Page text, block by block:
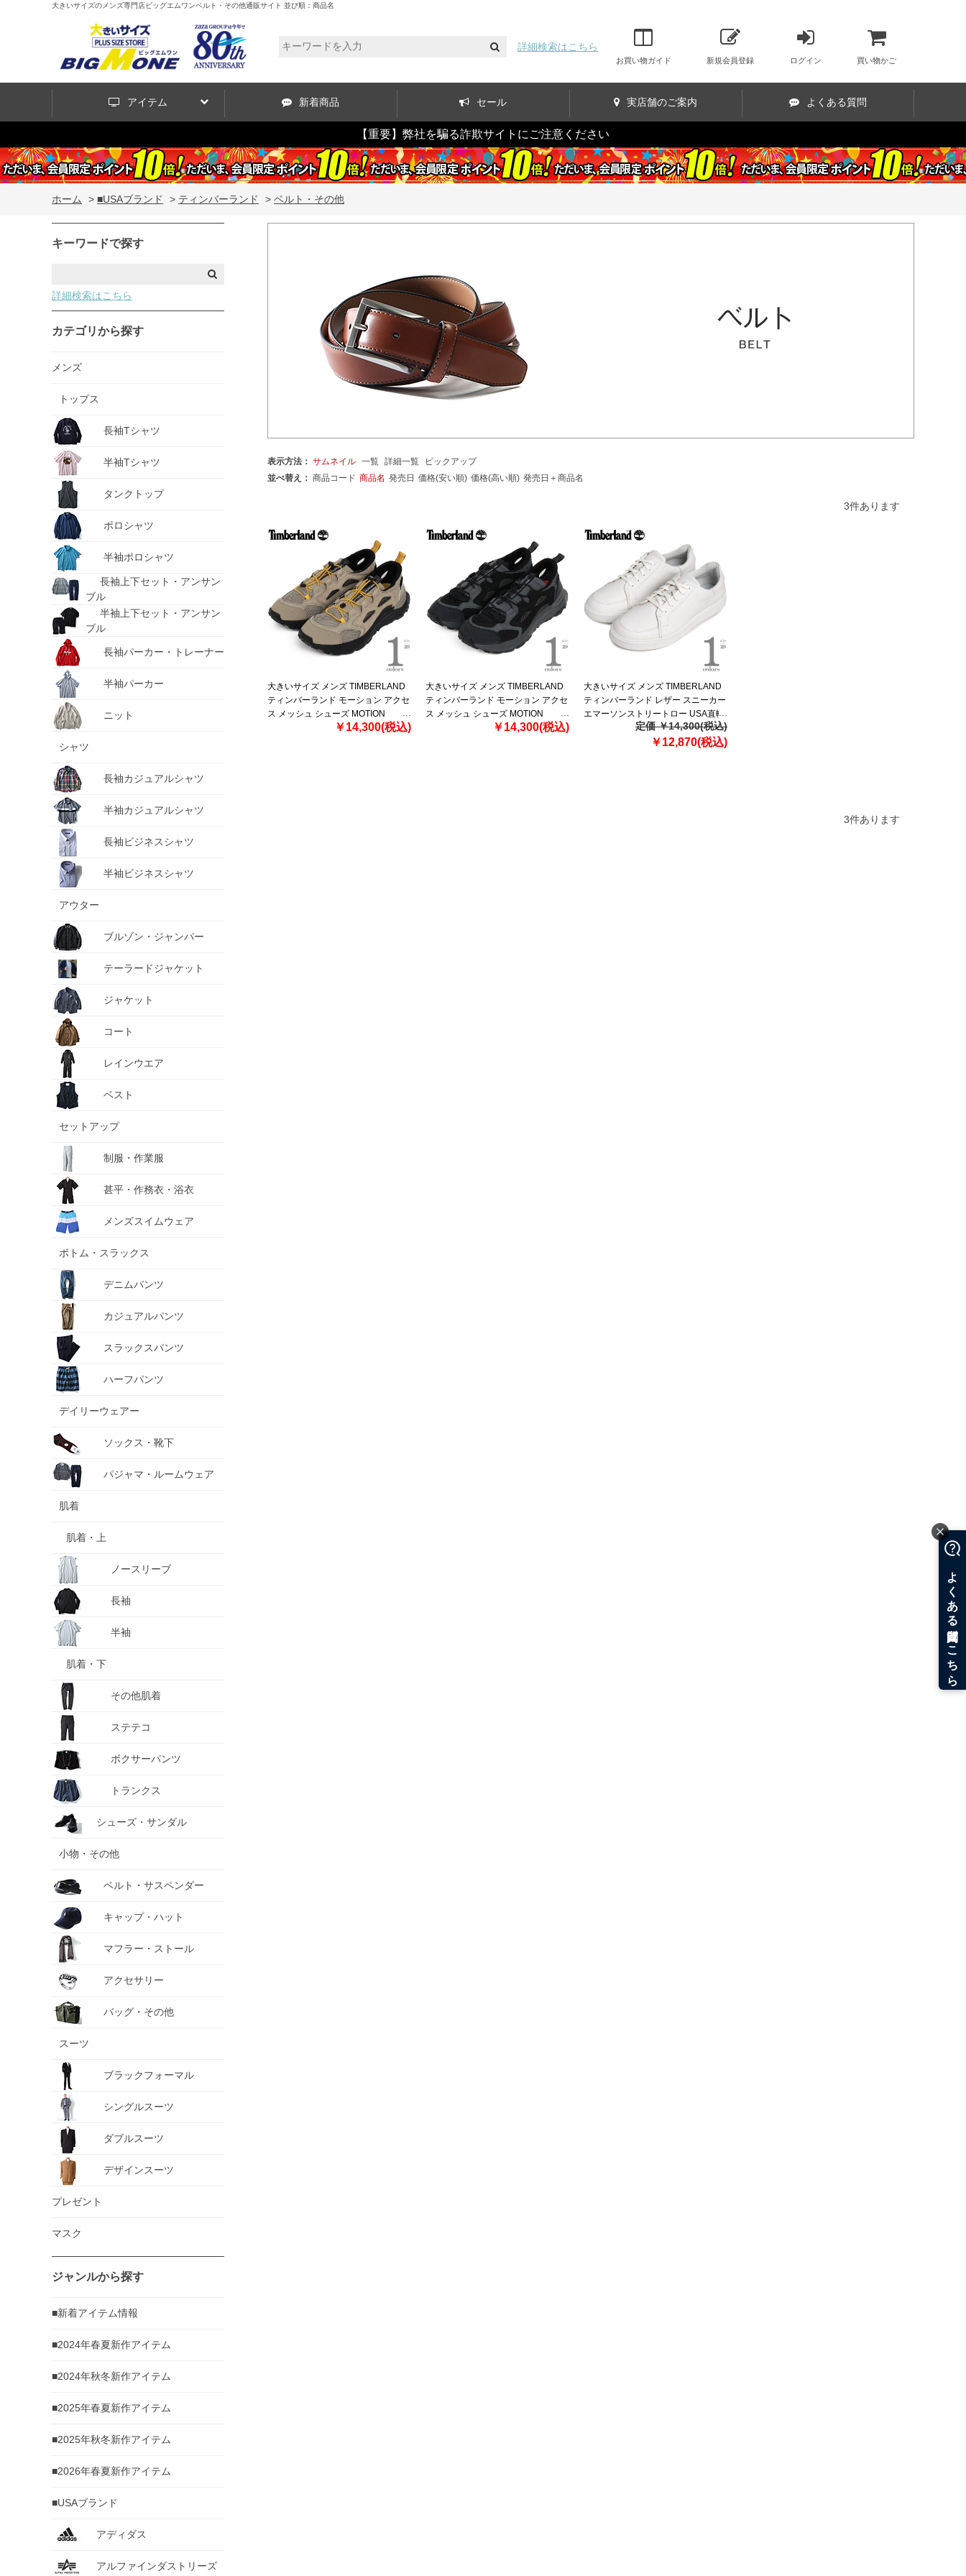
大きいサイズのメンズ専門店ビッグエムワンベルト・その他通販サイト 並び順：商品名
詳細検索はこちら
お買い物ガイド 新規会員登録 ログイン 買い物かご
アイテム 新着商品 セール 実店舗のご案内 よくある質問
【重要】弊社を騙る詐欺サイトにご注意ください
ホーム > ■USAブランド > ティンバーランド > ベルト・その他
キーワードで探す
詳細検索はこちら
カテゴリから探す
メンズ
トップス
長袖Tシャツ
半袖Tシャツ
タンクトップ
ポロシャツ
半袖ポロシャツ
長袖上下セット・アンサン
ブル
半袖上下セット・アンサン
ブル
長袖パーカー・トレーナー
半袖パーカー
ニット
シャツ
長袖カジュアルシャツ
半袖カジュアルシャツ
長袖ビジネスシャツ
半袖ビジネスシャツ
アウター
ブルゾン・ジャンパー
テーラードジャケット
ジャケット
コート
レインウエア
ベスト
セットアップ
制服・作業服
甚平・作務衣・浴衣
メンズスイムウェア
ボトム・スラックス
デニムパンツ
カジュアルパンツ
スラックスパンツ
ハーフパンツ
デイリーウェアー
ソックス・靴下
パジャマ・ルームウェア
肌着
肌着・上
ノースリーブ
長袖
半袖
肌着・下
その他肌着
ステテコ
ボクサーパンツ
トランクス
シューズ・サンダル
小物・その他
ベルト・サスペンダー
キャップ・ハット
マフラー・ストール
アクセサリー
バッグ・その他
スーツ
ブラックフォーマル
シングルスーツ
ダブルスーツ
デザインスーツ
プレゼント
マスク
ジャンルから探す
■新着アイテム情報
■2024年春夏新作アイテム
■2024年秋冬新作アイテム
■2025年春夏新作アイテム
■2025年秋冬新作アイテム
■2026年春夏新作アイテム
■USAブランド
アディダス
アルファインダストリーズ
表示方法： サムネイル 一覧 詳細一覧
ピックアップ
並べ替え： 商品コード 商品名 発売日 価格(安い順) 価格(高い順) 発売日＋商品名
3件あります
大きいサイズ メンズ TIMBERLAND
ティンバーランド モーション アクセ
ス メッシュ シューズ MOTION
ACCESS MESH a6dkj-eab￥14,300(税込)
大きいサイズ メンズ TIMBERLAND
ティンバーランド モーション アクセ
ス メッシュ シューズ MOTION
ACCESS MESH a6dkj-ek9￥14,300(税込)
大きいサイズ メンズ TIMBERLAND
ティンバーランド レザー スニーカー
エマーソンストリートロー USA直輸
入 a6bvj-em2定価 ￥14,300(税込)
￥12,870(税込)
3件あります